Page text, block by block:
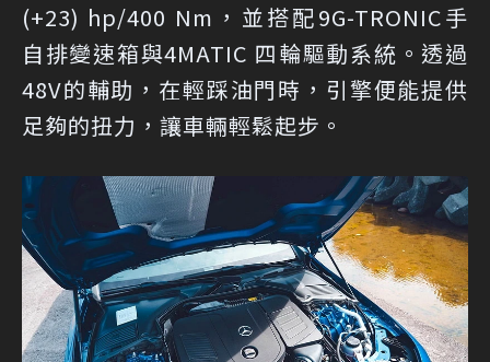
(+23) hp/400 Nm，並搭配9G-TRONIC手
自排變速箱與4MATIC 四輪驅動系統。透過
48V的輔助，在輕踩油門時，引擎便能提供
足夠的扭力，讓車輛輕鬆起步。